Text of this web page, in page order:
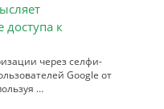
доступа к
через селфи-
Google от
…